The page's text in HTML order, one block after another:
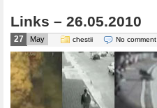
Links – 26.05.2010
27 May chestii No comment